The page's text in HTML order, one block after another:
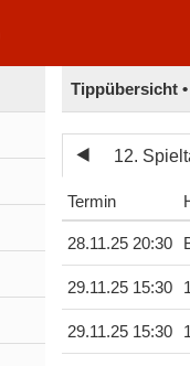
Tippübersicht
12.
Termin
28.11.25 20:30
29.11.25 15:30
29.11.25 15:30